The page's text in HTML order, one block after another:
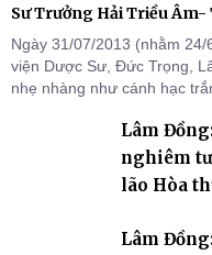
Sư Trưởng Hải Triều Âm-
Ngày 31/07/2013 (nhằm
viện Dược Sư, Đức Trọng,
nhẹ nhàng như cánh hạc
Lâm
nghiêm
lão Hòa
Lâm